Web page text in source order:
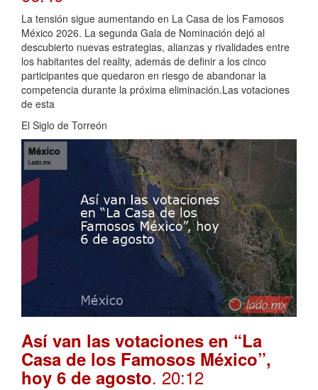
La tensión sigue aumentando en La Casa de los Famosos
México 2026. La segunda Gala de Nominación dejó al
descubierto nuevas estrategias, alianzas y rivalidades entre
los habitantes del reality, además de definir a los cinco
participantes que quedaron en riesgo de abandonar la
competencia durante la próxima eliminación.Las votaciones
de esta
El Siglo de Torreón
Así van las votaciones en “La
Casa de los Famosos México”,
hoy 6 de agosto. 20:12